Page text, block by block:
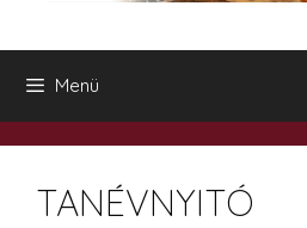
Menü
TANÉVNYITÓ